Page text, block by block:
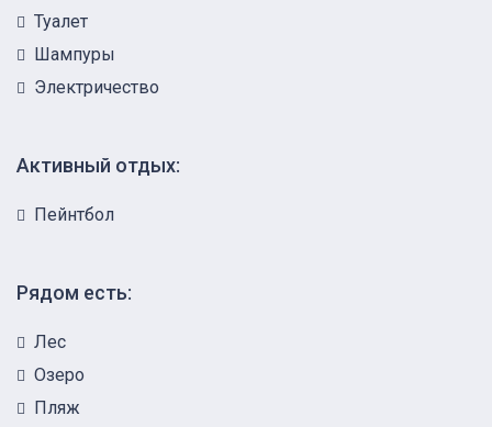
Туалет
Шампуры
Электричество
Активный отдых:
Пейнтбол
Рядом есть:
Лес
Озеро
Пляж